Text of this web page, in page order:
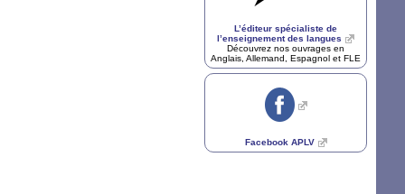
L’éditeur spécialiste de
l’enseignement des langues
Découvrez nos ouvrages en
Anglais, Allemand, Espagnol et FLE
Facebook APLV